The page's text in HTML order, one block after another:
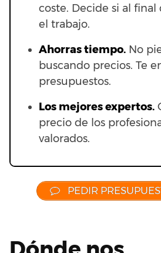
coste. Decide si al
el trabajo.
Ahorras tiempo. No
buscando precios. Te
presupuestos.
Los mejores expertos.
precio de los
valorados.
PEDIR